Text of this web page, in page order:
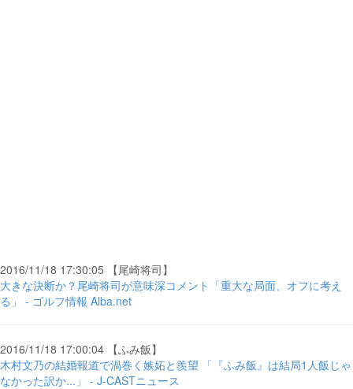
2016/11/18 17:30:05 【尾崎将司】
大きな決断か？尾崎将司が意味深コメント「重大な局面、オフに考え
る」 - ゴルフ情報 Alba.net
2016/11/18 17:00:04 【ふみ飯】
木村文乃の結婚報道で渦巻く嫉妬と羨望 「『ふみ飯』は結局1人飯じゃ
なかった訳か...」 - J-CASTニュース